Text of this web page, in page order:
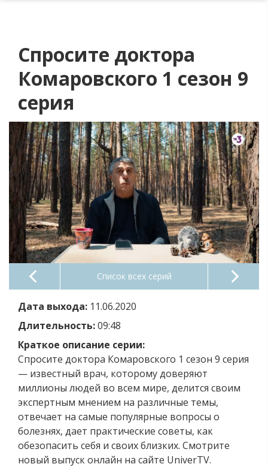
Спросите доктора
Комаровского 1 сезон 9
серия
Список всех серий
Дата выхода: 11.06.2020
Длительность:09:48
Краткое описание серии:
Спросите доктора Комаровского 1 сезон 9 серия
— известный врач, которому доверяют
миллионы людей во всем мире, делится своим
экспертным мнением на различные темы,
отвечает на самые популярные вопросы о
болезнях, дает практические советы, как
обезопасить себя и своих близких. Смотрите
новый выпуск онлайн на сайте UniverTV.